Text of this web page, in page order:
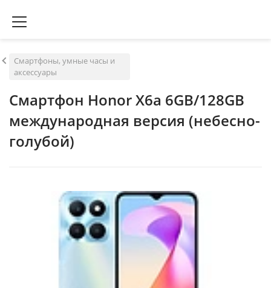
Смартфоны, умные часы и
аксессуары
Смартфон Honor X6a 6GB/128GB
международная версия (небесно-
голубой)